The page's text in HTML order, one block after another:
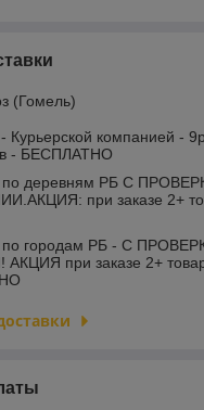
(Гомель)
- Курьерской компанией -
- БЕСПЛАТНО
по деревням РБ С
при заказе 2+
по городам РБ - С
при заказе 2+